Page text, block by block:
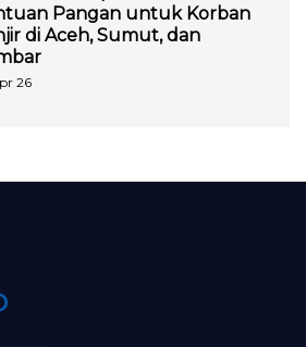
Pangan untuk Korban
di Aceh, Sumut, dan
26